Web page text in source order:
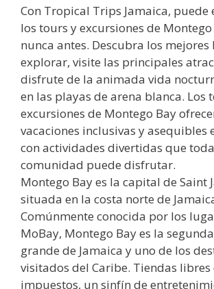
Con Tropical Trips Jamaica,
los tours y excursiones de
nunca antes. Descubra los
explorar, visite las principales
disfrute de la animada vida
en las playas de arena blanca. Los
excursiones de Montego Bay
vacaciones inclusivas y asequibles
con actividades divertidas que
comunidad puede disfrutar.
Montego Bay es la capital de Saint
situada en la costa norte de
Comúnmente conocida por los
MoBay, Montego Bay es la
grande de Jamaica y uno de los
visitados del Caribe. Tiendas libres
impuestos, un sinfín de